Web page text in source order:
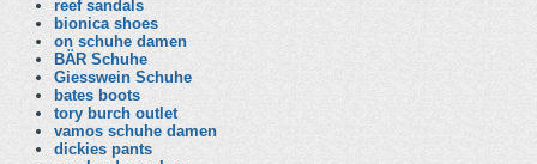
reef sandals
bionica shoes
on schuhe damen
BÄR Schuhe
Giesswein Schuhe
bates boots
tory burch outlet
vamos schuhe damen
dickies pants